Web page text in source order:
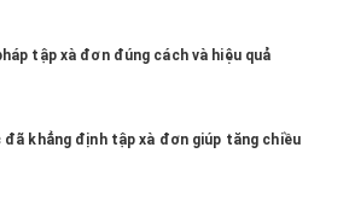
tập xà đơn đúng cách và hiệu quả
đã khẳng định tập xà đơn giúp tăng chiều